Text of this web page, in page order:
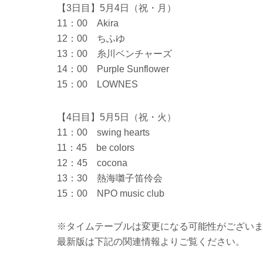
【3日目】5月4日（祝・月）
11：00 Akira
12：00 ちふゆ
13：00 糸川ベンチャーズ
14：00
Purple Sunflower
15：00 LOWNES
【4日目】5月5日（祝・火）
11：00 swing hearts
11：45 be colors
12：45 cocona
13：30 熱海囃子笛伶会
15：00 NPO music club
※タイムテーブルは変更になる可能性がござい
最新版は下記の関連情報よりご覧ください。